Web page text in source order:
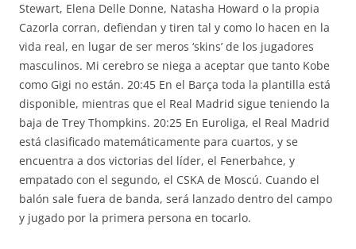
Stewart, Elena Delle Donne, Natasha Howard o la propia
Cazorla corran, defiendan y tiren tal y como lo hacen en la
vida real, en lugar de ser meros ‘skins’ de los jugadores
masculinos. Mi cerebro se niega a aceptar que tanto Kobe
como Gigi no están. 20:45 En el Barça toda la plantilla está
disponible, mientras que el Real Madrid sigue teniendo la
baja de Trey Thompkins. 20:25 En Euroliga, el Real Madrid
está clasificado matemáticamente para cuartos, y se
encuentra a dos victorias del líder, el Fenerbahce, y
empatado con el segundo, el CSKA de Moscú. Cuando el
balón sale fuera de banda, será lanzado dentro del campo
y jugado por la primera persona en tocarlo.